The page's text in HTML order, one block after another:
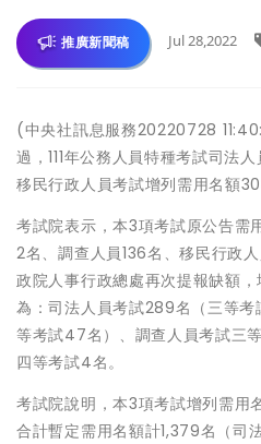
推廣新聞稿 Jul 28,2022
(中央社訊息服務20220728
過，111年公務人員特種考試司法
移民行政人員考試增列需用名額
考試院表示，本3項考試原公告需
2名、調查人員136名、移民行政
政院人事行政總處再次提報缺額
為：司法人員考試289名（三等
等考試47名）、調查人員考試三
四等考試4名。
考試院說明，本3項考試增列需用
合計暫定需用名額計1,379名（司